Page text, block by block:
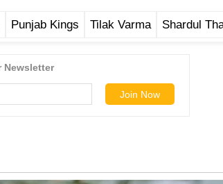
Punjab Kings Tilak Varma Shardul